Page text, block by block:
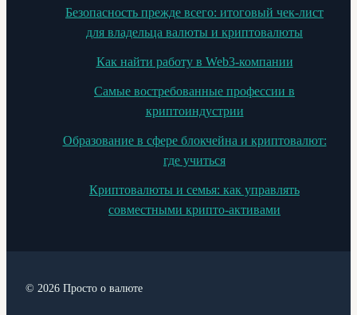
Безопасность прежде всего: итоговый чек-лист
для владельца валюты и криптовалюты
Как найти работу в Web3-компании
Самые востребованные профессии в
криптоиндустрии
Образование в сфере блокчейна и криптовалют:
где учиться
Криптовалюты и семья: как управлять
совместными крипто-активами
© 2026 Просто о валюте